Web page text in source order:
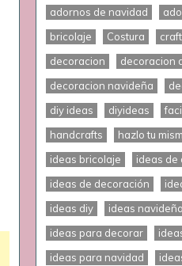
adornos de navidad
bricolaje
Costura craft
decoracion
decoracion
decoracion navideña
diy ideas
diyideas
handcrafts
hazlo tu
ideas bricolaje
ideas de
ideas de decoración
ideas diy
ideas
ideas para decorar
ideas para navidad